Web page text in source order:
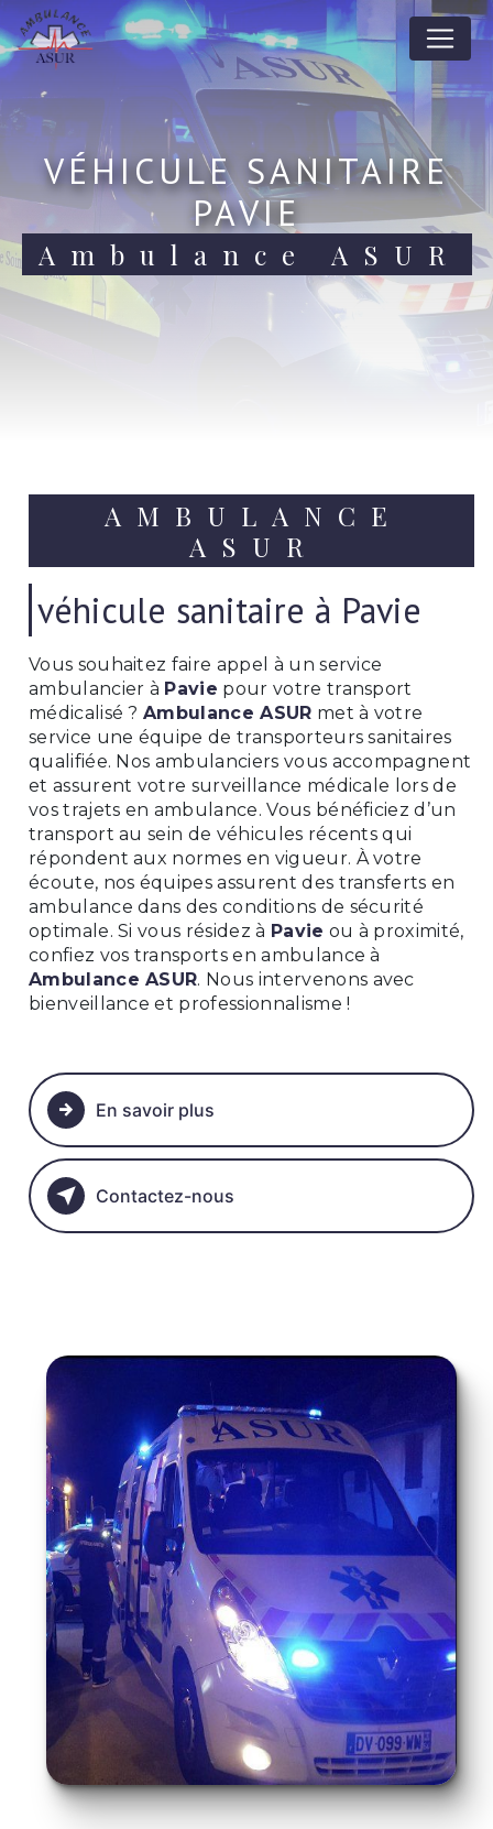
VÉHICULE SANITAIRE
PAVIE
Ambulance ASUR
AMBULANCE
ASUR
véhicule sanitaire à Pavie
Vous souhaitez faire appel à un service
ambulancier à Pavie pour votre transport
médicalisé ?Ambulance ASUR met à votre
service une équipe de transporteurs sanitaires
qualifiée. Nos ambulanciers vous accompagnent
et assurent votre surveillance médicale lors de
vos trajets en ambulance. Vous bénéficiez d’un
transport au sein de véhicules récents qui
répondent aux normes en vigueur. À votre
écoute, nos équipes assurent des transferts en
ambulance dans des conditions de sécurité
optimale. Si vous résidez à Pavie ou à proximité,
confiez vos transports en ambulance à
Ambulance ASUR. Nous intervenons avec
bienveillance et professionnalisme !
En savoir plus
Contactez-nous
Panneau de gestion des cookies